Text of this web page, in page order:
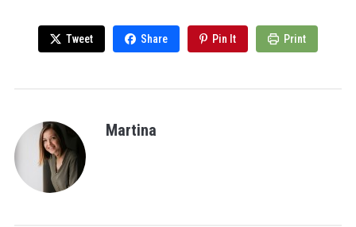
Tweet Share Pin It Print
Martina